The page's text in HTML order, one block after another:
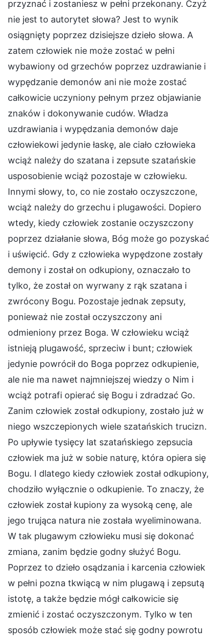
przyznać i zostaniesz w pełni przekonany. Czyż
nie jest to autorytet słowa? Jest to wynik
osiągnięty poprzez dzisiejsze dzieło słowa. A
zatem człowiek nie może zostać w pełni
wybawiony od grzechów poprzez uzdrawianie i
wypędzanie demonów ani nie może zostać
całkowicie uczyniony pełnym przez objawianie
znaków i dokonywanie cudów. Władza
uzdrawiania i wypędzania demonów daje
człowiekowi jedynie łaskę, ale ciało człowieka
wciąż należy do szatana i zepsute szatańskie
usposobienie wciąż pozostaje w człowieku.
Innymi słowy, to, co nie zostało oczyszczone,
wciąż należy do grzechu i plugawości. Dopiero
wtedy, kiedy człowiek zostanie oczyszczony
poprzez działanie słowa, Bóg może go pozyskać
i uświęcić. Gdy z człowieka wypędzone zostały
demony i został on odkupiony, oznaczało to
tylko, że został on wyrwany z rąk szatana i
zwrócony Bogu. Pozostaje jednak zepsuty,
ponieważ nie został oczyszczony ani
odmieniony przez Boga. W człowieku wciąż
istnieją plugawość, sprzeciw i bunt; człowiek
jedynie powrócił do Boga poprzez odkupienie,
ale nie ma nawet najmniejszej wiedzy o Nim i
wciąż potrafi opierać się Bogu i zdradzać Go.
Zanim człowiek został odkupiony, zostało już w
niego wszczepionych wiele szatańskich trucizn.
Po upływie tysięcy lat szatańskiego zepsucia
człowiek ma już w sobie naturę, która opiera się
Bogu. I dlatego kiedy człowiek został odkupiony,
chodziło wyłącznie o odkupienie. To znaczy, że
człowiek został kupiony za wysoką cenę, ale
jego trująca natura nie została wyeliminowana.
W tak plugawym człowieku musi się dokonać
zmiana, zanim będzie godny służyć Bogu.
Poprzez to dzieło osądzania i karcenia człowiek
w pełni pozna tkwiącą w nim plugawą i zepsutą
istotę, a także będzie mógł całkowicie się
zmienić i zostać oczyszczonym. Tylko w ten
sposób człowiek może stać się godny powrotu